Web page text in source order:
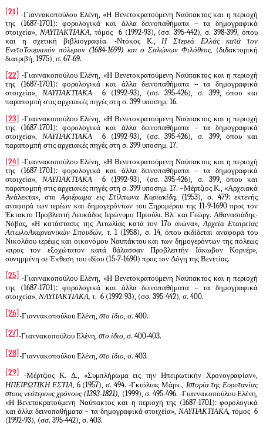
[21] -Γιαννακοπούλου Ελένη, «Η Βενετοκρατούμενη Ναύπακτος και η περιοχή
της (1687-1701): φορολογικά και άλλα δεινοπαθήματα – τα δημογραφικά
στοιχεία», ΝΑΥΠΑΚΤΙΑΚΑ, τόμος
6 (1992-93), (σσ. 395-442), σ. 398-399, όπου
και η σχετική βιβλιογραφία. -Ντόκος Κ., Η Στερεά Ελλάς κατά τον
ΕνετοΤουρκικόν πόλεμον (1684-1699) και ο Σαλώνων Φιλόθεος, (διδακτορική
διατριβή, 1975), σ. 67-69.
[22] -Γιαννακοπούλου Ελένη, «Η Βενετοκρατούμενη Ναύπακτος και η περιοχή
της (1687-1701): φορολογικά και άλλα δεινοπαθήματα – τα δημογραφικά
στοιχεία», ΝΑΥΠΑΚΤΙΑΚΑ6 (1992-93), (σσ. 395-426), σ. 399, όπου και
παραπομπή στις αρχειακές πηγές στη σ. 399 υποσημ. 16.
[23] -Γιαννακοπούλου Ελένη, «Η Βενετοκρατούμενη Ναύπακτος και η περιοχή
της (1687-1701): φορολογικά και άλλα δεινοπαθήματα – τα δημογραφικά
στοιχεία», ΝΑΥΠΑΚΤΙΑΚΑ6 (1992-93), (σσ. 395-426), σ. 399, όπου και
παραπομπή στις αρχειακές πηγές στη σ. 399 υποσημ. 17.
[24] -Γιαννακοπούλου Ελένη, «Η Βενετοκρατούμενη Ναύπακτος και η περιοχή
της (1687-1701): φορολογικά και άλλα δεινοπαθήματα – τα δημογραφικά
στοιχεία», ΝΑΥΠΑΚΤΙΑΚΑ6 (1992-93), (σσ. 395-426), σ. 399, όπου και
παραπομπή στις αρχειακές πηγές στη σ. 399 υποσημ. 17. –Μέρτζιος Κ., «Αρχειακά
Ανάλεκτα», στοΑφιέρωμα εις Στίλπωνα Κυριακίδη, (1953), σ. 479: εκτενής
αναφορά των ιερέων και δημογερόντων του Ξηρομέρου της 11-9-1690 προς τον
Έκτακτο Προβλεπτή Λευκάδος Ιερώνυμο Πριούλι. Βλ. και Γεώργ. Αθανασιάδης-
Νόβας, «Η κατάστασις της Αιτωλίας κατά τον 17ο αιώνα»,Αρχεία Εταιρείας
ΑιτωλοΑκαρνανικών Σπουδών, τ. 1 (1958), σ. 14, όπου εκδίδεται αναφορά του
Νικολάου ιερέως και οικονόμου Ναυπάκτου και των δημογερόντων της πόλεως
«προς τον εξοχώτατον κατά θάλασσαν Προβλεπτήν Ιάκωβον Κορνέρ»,
συνημμένη σε Έκθεση του ιδίου (15-7-1690) προς τον Δόγη της Βενετίας.
[25] -Γιαννακοπούλου Ελένη, «Η Βενετοκρατούμενη Ναύπακτος και η περιοχή
της (1687-1701): φορολογικά και άλλα δεινοπαθήματα – τα δημογραφικά
στοιχεία», ΝΑΥΠΑΚΤΙΑΚΑ, τ. 6 (1992-93), (σσ. 395-442), σ. 400.
[26] -Γιαννακοπούλου Ελένη, στο ίδιο, σ. 400.
[27] -Γιαννακοπούλου Ελένη, στο ίδιο, σ. 400-403.
[28] -Γιαννακοπούλου Ελένη, στο ίδιο , σ. 403.
[29]
-Μέρτζιος Κ. Δ., «Συμπλήρωμα εις την Ηπειρωτικήν Χρονογραφίαν»,
ΗΠΕΙΡΩΤΙΚΗ ΕΣΤΙΑ, 6 (1957), σ. 494. -Γκιόλιας Μάρκ., Ιστορία της Ευρυτανίας
στους νεότερους χρόνους (1393-1821), (1999), σ. 495-496. -Γιαννακοπούλου Ελένη,
«Η Βενετοκρατούμενη Ναύπακτος και η περιοχή της (1687-1701): φορολογικά
και άλλα δεινοπαθήματα – τα δημογραφικά στοιχεία», ΝΑΥΠΑΚΤΙΑΚΑ,τόμος 6
(1992-93), (σσ. 395-442), σ. 403.